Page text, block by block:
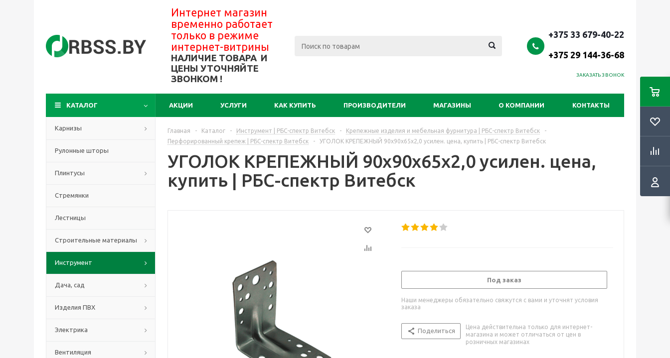
Интернет магазин
временно работает
только в режиме
интернет-витрины
НАЛИЧИЕ ТОВАРА И
ЦЕНЫ УТОЧНЯЙТЕ
ЗВОНКОМ !
+375 33 679-40-22
+375 29 144-36-68
ЗАКАЗАТЬ ЗВОНОК
КАТАЛОГ АКЦИИ УСЛУГИ КАК КУПИТЬ ПРОИЗВОДИТЕЛИ МАГАЗИНЫ О КОМПАНИИ КОНТАКТЫ
Карнизы
Рулонные шторы
Плинтусы
Стремянки
Лестницы
Строительные материалы
Инструмент
Дача, сад
Изделия ПВХ
Электрика
Вентиляция
Главная - Каталог - Инструмент | РБС-спектр Витебск - Крепежные изделия и мебельная фурнитура | РБС-спектр Витебск
-
Перфорированный крепеж | РБС-спектр Витебск
- УГОЛОК КРЕПЕЖНЫЙ 90х90х65х2,0 усилен. цена, купить | РБС-спектр Витебск
УГОЛОК КРЕПЕЖНЫЙ 90х90х65х2,0 усилен. цена,
купить | РБС-спектр Витебск
Под заказ
Наши менеджеры обязательно свяжутся с вами и уточнят условия
заказа
Поделиться
Цена действительна только для интернет-
магазина и может отличаться от цен в
розничных магазинах